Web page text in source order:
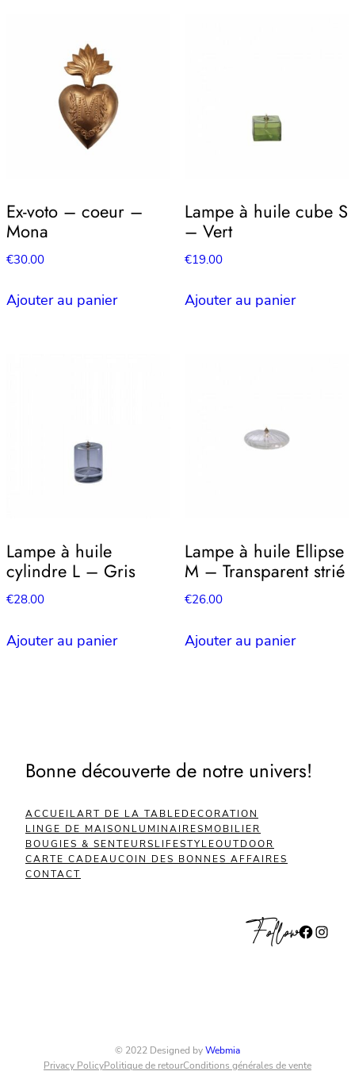
Ex-voto – coeur –
Mona
€30.00
Ajouter au panier
Lampe à huile cube S
– Vert
€19.00
Ajouter au panier
Lampe à huile
cylindre L – Gris
€28.00
Ajouter au panier
Lampe à huile Ellipse
M – Transparent strié
€26.00
Ajouter au panier
Bonne découverte de notre univers!
ACCUEILART DE LA TABLEDECORATION
LINGE DE MAISON LUMINAIRESMOBILIER
BOUGIES & SENTEURSLIFESTYLEOUTDOOR
CARTE CADEAUCOIN DES BONNES AFFAIRES
CONTACT
FollowFacebook Instagram
© 2022 Designed byWebmia
Privacy PolicyPolitique de retourConditions générales de vente